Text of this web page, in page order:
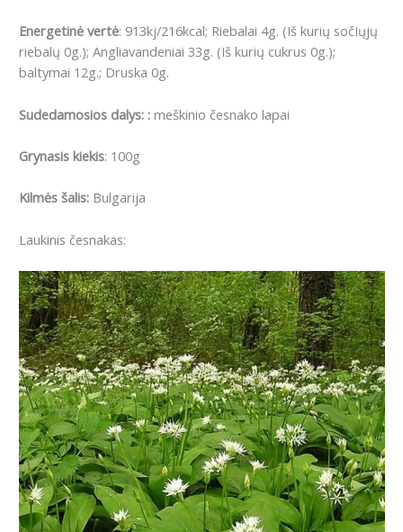
Energetinė vertė: 913kj/216kcal; Riebalai 4g. (Iš kurių sočIųjų
riebalų 0g.); Angliavandeniai 33g. (Iš kurių cukrus 0g.);
baltymai 12g.; Druska 0g.
Sudedamosios dalys: : meškinio česnako lapai
Grynasis kiekis: 100g
Kilmės šalis: Bulgarija
Laukinis česnakas: